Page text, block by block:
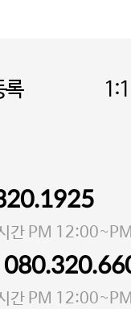
록
리책임자 김상현
로4다길 41 마포
울마포-3931호
간 PM
간 PM